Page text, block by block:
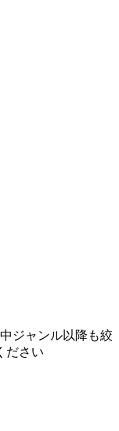
ジャンル以降も絞
ださい